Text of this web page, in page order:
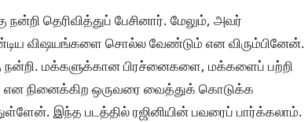
தெரிவித்துப் பேசினார். மேலும், அவர்
விஷயங்களை சொல்ல வேண்டும் என விரும்பினேன்.
நன்றி. மக்களுக்கான பிரச்னைகளை, மக்களைப் பற்றி
நினைக்கிற ஒருவரை வைத்துக் கொடுக்க
இந்த படத்தில் ரஜினியின் பவரைப் பார்க்கலாம்.